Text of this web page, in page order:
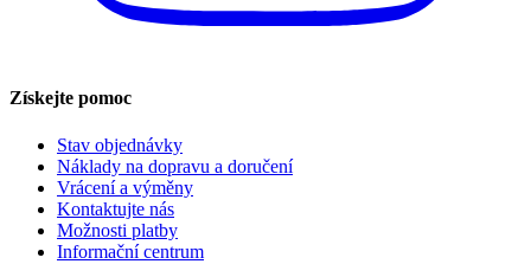
Získejte pomoc
Stav objednávky
Náklady na dopravu a doručení
Vrácení a výměny
Kontaktujte nás
Možnosti platby
Informační centrum